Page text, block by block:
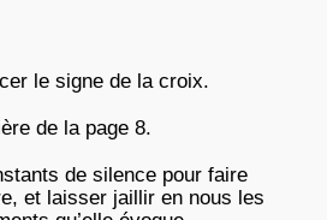
le signe de la croix.
de la page 8.
de silence pour faire
et laisser jaillir en nous les